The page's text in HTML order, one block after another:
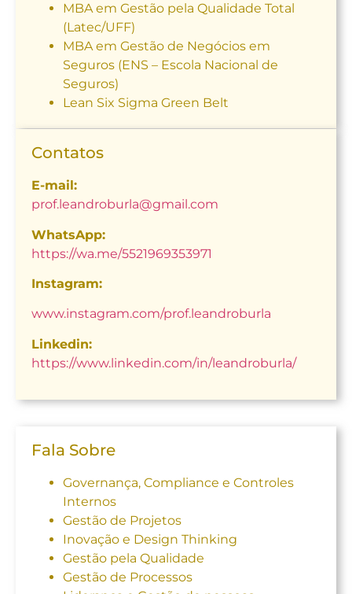
MBA em Gestão pela Qualidade Total
(Latec/UFF)
MBA em Gestão de Negócios em
Seguros (ENS – Escola Nacional de
Seguros)
Lean Six Sigma Green Belt
Contatos
E-mail:
prof.leandroburla@gmail.com
WhatsApp:
https://wa.me/5521969353971
Instagram:
www.instagram.com/prof.leandroburla
Linkedin:
https://www.linkedin.com/in/leandroburla/
Fala Sobre
Governança, Compliance e Controles
Internos
Gestão de Projetos
Inovação e Design Thinking
Gestão pela Qualidade
Gestão de Processos